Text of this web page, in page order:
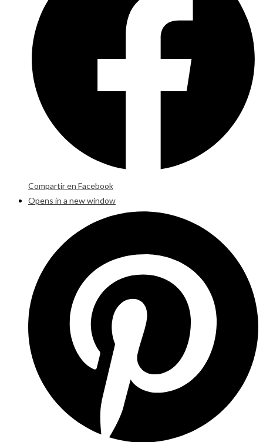
Compartir en Facebook
Opens in a new window